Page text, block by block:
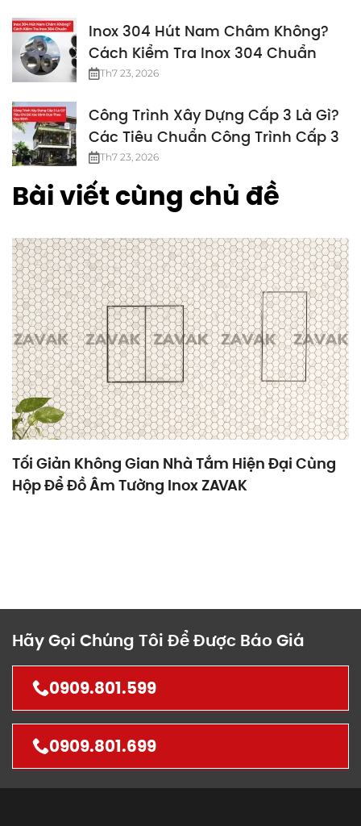
Inox 304 Hút Nam Châm Không?
Cách Kiểm Tra Inox 304 Chuẩn
Th7 23, 2026
Công Trình Xây Dựng Cấp 3 Là Gì?
Các Tiêu Chuẩn Công Trình Cấp 3
Th7 23, 2026
Bài viết cùng chủ đề
Tối Giản Không Gian Nhà Tắm Hiện Đại Cùng
Hộp Để Đồ Âm Tường Inox ZAVAK
Hãy Gọi Chúng Tôi Để Được Báo Giá
0909.801.599
0909.801.699